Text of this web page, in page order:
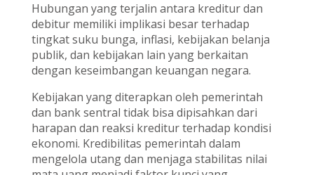
Hubungan yang terjalin antara kreditur dan
debitur memiliki implikasi besar terhadap
tingkat suku bunga, inflasi, kebijakan belanja
publik, dan kebijakan lain yang berkaitan
dengan keseimbangan keuangan negara.
Kebijakan yang diterapkan oleh pemerintah
dan bank sentral tidak bisa dipisahkan dari
harapan dan reaksi kreditur terhadap kondisi
ekonomi. Kredibilitas pemerintah dalam
mengelola utang dan menjaga stabilitas nilai